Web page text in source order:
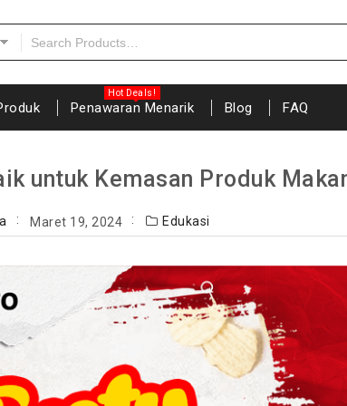
Penawaran Menarik Blog FAQ
untuk Kemasan Produk
Maret 19, 2024 Edukasi